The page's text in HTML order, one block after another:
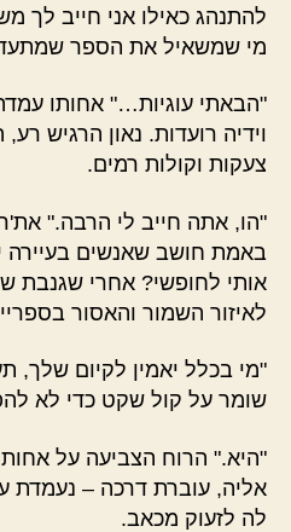
להתנהג כאילו אני חייב לך
מי שמשאיל את הספר
"הבאתי עוגיות…" אחותו
וידיה רועדות. נאון הרגיש
צעקות וקולות רמים.
"הו, אתה חייב לי הרבה."
באמת חושב שאנשים
אותי לחופשי? אחרי שגנבת
לאיזור השמור והאסור
"מי בכלל יאמין לקיום שלך,
שומר על קול שקט כדי לא
"היא." הרוח הצביעה על
אליה, עוברת דרכה – נעמדת
לה לזעוק מכאב.